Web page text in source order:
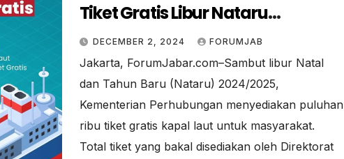
Tiket Gratis Libur Nataru
2024/2025
DECEMBER 2, 2024 FORUMJAB
Jakarta, ForumJabar.com–Sambut libur Natal
dan Tahun Baru (Nataru) 2024/2025,
Kementerian Perhubungan menyediakan puluhan
ribu tiket gratis kapal laut untuk masyarakat.
Total tiket yang bakal disediakan oleh Direktorat